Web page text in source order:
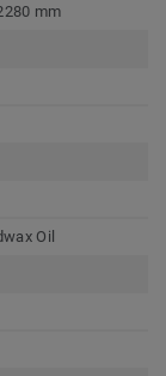
mm
Oil